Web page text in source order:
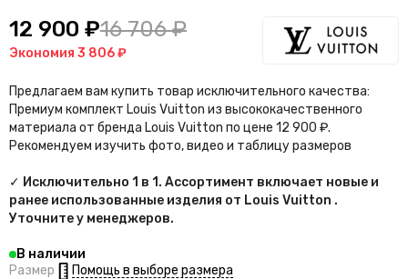
12 900 ₽16 706 ₽
Экономия 3 806 ₽
Предлагаем вам купить товар исключительного качества:
Премиум комплект Louis Vuitton из высококачественного
материала от бренда Louis Vuitton по цене 12 900 ₽.
Рекомендуем изучить фото, видео и таблицу размеров
✓ Исключительно 1 в 1. Ассортимент включает новые и
ранее использованные изделия от Louis Vuitton .
Уточните у менеджеров.
В наличии
Размер
Помощь в выборе размера